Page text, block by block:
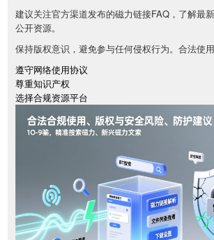
建议关注官方渠道发布的磁力链接FAQ，了解最
公开资源。
保持版权意识，避免参与任何侵权行为。合法使
遵守网络使用协议
尊重知识产权
选择合规资源平台